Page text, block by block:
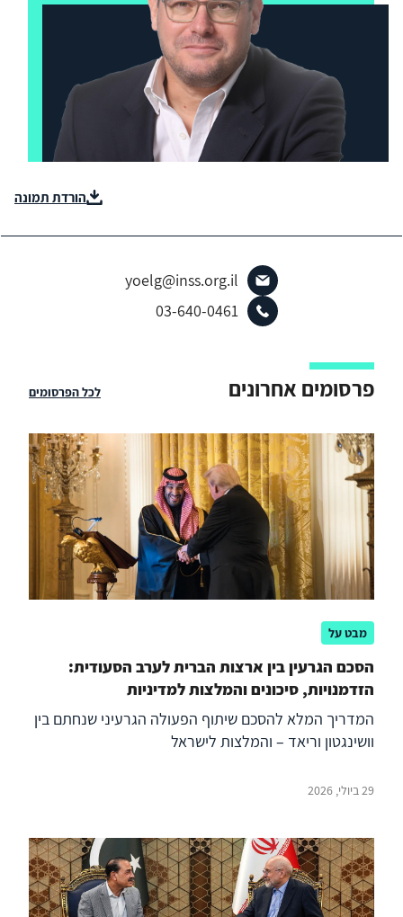
הורדת תמונה
yoelg@inss.org.il
03-640-0461
פרסומים אחרונים לכל הפרסומים
מבט על
הסכם הגרעין בין ארצות הברית לערב הסעודית:
הזדמנויות, סיכונים והמלצות למדיניות
המדריך המלא להסכם שיתוף הפעולה הגרעיני שנחתם בין
וושינגטון וריאד – והמלצות לישראל
29 ביולי, 2026